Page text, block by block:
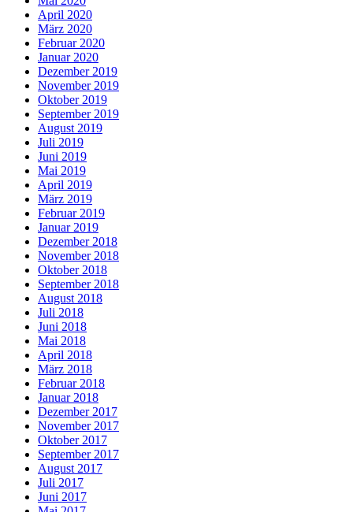
April 2020
März 2020
Februar 2020
Januar 2020
Dezember 2019
November 2019
Oktober 2019
September 2019
August 2019
Juli 2019
Juni 2019
Mai 2019
April 2019
März 2019
Februar 2019
Januar 2019
Dezember 2018
November 2018
Oktober 2018
September 2018
August 2018
Juli 2018
Juni 2018
Mai 2018
April 2018
März 2018
Februar 2018
Januar 2018
Dezember 2017
November 2017
Oktober 2017
September 2017
August 2017
Juli 2017
Juni 2017